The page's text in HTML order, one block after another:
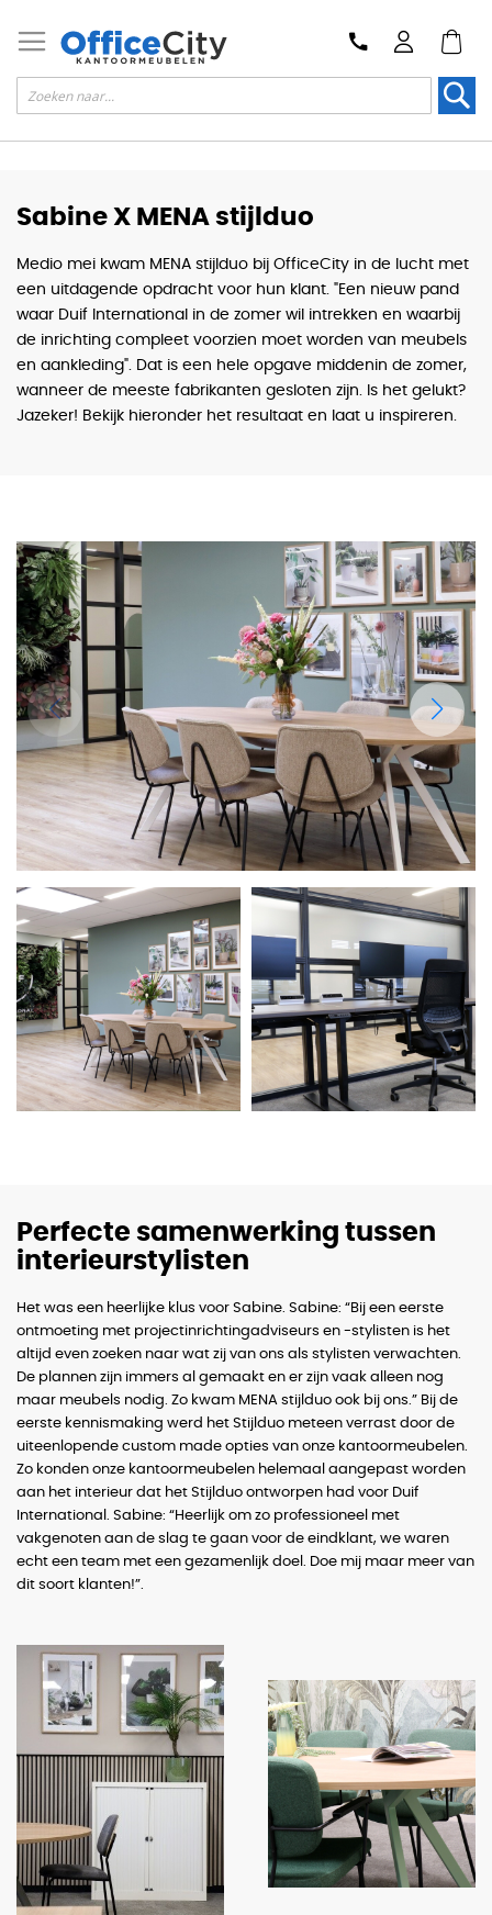
Sabine X MENA stijlduo
Medio mei kwam MENA stijlduo bij OfficeCity in de lucht met
een uitdagende opdracht voor hun klant. "Een nieuw pand
waar Duif International in de zomer wil intrekken en waarbij
de inrichting compleet voorzien moet worden van meubels
en aankleding". Dat is een hele opgave middenin de zomer,
wanneer de meeste fabrikanten gesloten zijn. Is het gelukt?
Jazeker! Bekijk hieronder het resultaat en laat u inspireren.
Perfecte samenwerking tussen
interieurstylisten
Het was een heerlijke klus voor Sabine. Sabine: “Bij een eerste
ontmoeting met projectinrichtingadviseurs en -stylisten is het
altijd even zoeken naar wat zij van ons als stylisten verwachten.
De plannen zijn immers al gemaakt en er zijn vaak alleen nog
maar meubels nodig. Zo kwam MENA stijlduo ook bij ons.” Bij de
eerste kennismaking werd het Stijlduo meteen verrast door de
uiteenlopende custom made opties van onze kantoormeubelen.
Zo konden onze kantoormeubelen helemaal aangepast worden
aan het interieur dat het Stijlduo ontworpen had voor Duif
International. Sabine: “Heerlijk om zo professioneel met
vakgenoten aan de slag te gaan voor de eindklant, we waren
echt een team met een gezamenlijk doel. Doe mij maar meer van
dit soort klanten!”.